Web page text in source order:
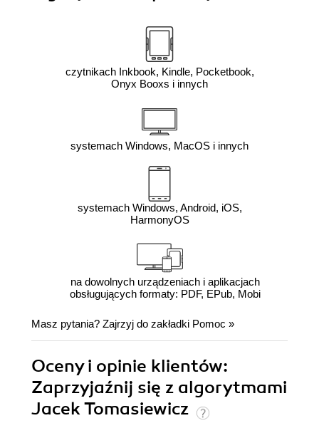
czytnikach Inkbook, Kindle, Pocketbook,
Onyx Booxs i innych
systemach Windows, MacOS i innych
systemach Windows, Android, iOS,
HarmonyOS
na dowolnych urządzeniach i aplikacjach
obsługujących formaty: PDF, EPub, Mobi
Masz pytania? Zajrzyj do zakładki Pomoc »
Oceny i opinie klientów:
Zaprzyjaźnij się z algorytmami
Jacek Tomasiewicz